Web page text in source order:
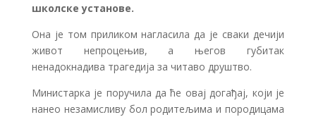
школске установе.
Она је том приликом нагласила да је сваки дечији
живот непроцењив, а његов губитак
ненадокнадива трагедија за читаво друштво.
Министарка је поручила да ће овај догађај, који је
нанео незамисливу бол родитељима и породицама